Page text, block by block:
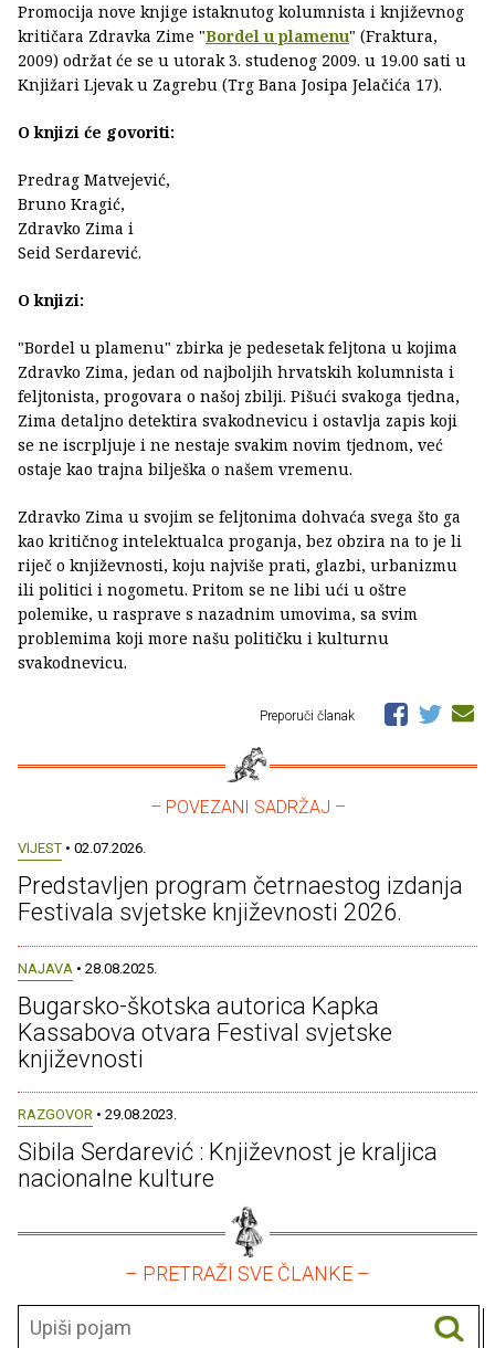
Promocija nove knjige istaknutog kolumnista i književnog
kritičara Zdravka Zime "Bordel u plamenu" (Fraktura,
2009) održat će se u utorak 3. studenog 2009. u 19.00 sati u
Knjižari Ljevak u Zagrebu (Trg Bana Josipa Jelačića 17).
O knjizi će govoriti:
Predrag Matvejević,
Bruno Kragić,
Zdravko Zima i
Seid Serdarević.
O knjizi:
"Bordel u plamenu" zbirka je pedesetak feljtona u kojima
Zdravko Zima, jedan od najboljih hrvatskih kolumnista i
feljtonista, progovara o našoj zbilji. Pišući svakoga tjedna,
Zima detaljno detektira svakodnevicu i ostavlja zapis koji
se ne iscrpljuje i ne nestaje svakim novim tjednom, već
ostaje kao trajna bilješka o našem vremenu.
Zdravko Zima u svojim se feljtonima dohvaća svega što ga
kao kritičnog intelektualca proganja, bez obzira na to je li
riječ o književnosti, koju najviše prati, glazbi, urbanizmu
ili politici i nogometu. Pritom se ne libi ući u oštre
polemike, u rasprave s nazadnim umovima, sa svim
problemima koji more našu političku i kulturnu
svakodnevicu.
Preporuči članak
– POVEZANI SADRŽAJ –
VIJEST • 02.07.2026.
Predstavljen program četrnaestog izdanja
Festivala svjetske književnosti 2026.
NAJAVA • 28.08.2025.
Bugarsko-škotska autorica Kapka
Kassabova otvara Festival svjetske
književnosti
RAZGOVOR • 29.08.2023.
Sibila Serdarević : Književnost je kraljica
nacionalne kulture
– PRETRAŽI SVE ČLANKE –